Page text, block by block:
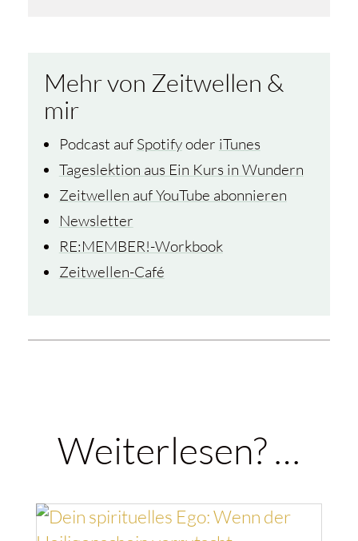
Mehr von Zeitwellen &
mir
Podcast auf Spotifyoder iTunes
Tageslektion aus Ein Kurs in Wundern
Zeitwellen auf YouTube abonnieren
Newsletter
RE:MEMBER!-Workbook
Zeitwellen-Café
Weiterlesen? …